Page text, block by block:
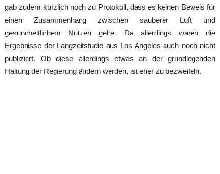
gab zudem kürzlich noch zu Protokoll, dass es keinen Beweis für
einen Zusammenhang zwischen sauberer Luft und
gesundheitlichem Nutzen gebe. Da allerdings waren die
Ergebnisse der Langzeitstudie aus Los Angeles auch noch nicht
publiziert. Ob diese allerdings etwas an der grundlegenden
Haltung der Regierung ändern werden, ist eher zu bezweifeln.